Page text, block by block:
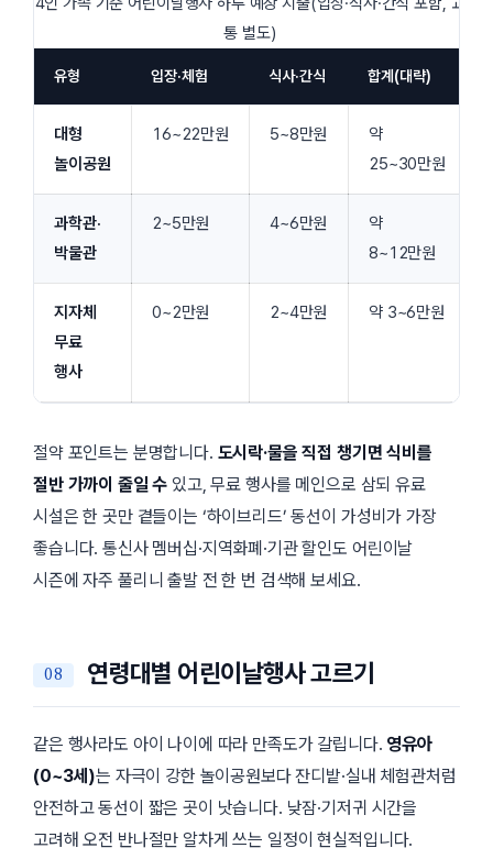
통 별도)
유형 입장·체험 식사·간식 합계(대략)
대형
놀이공원
16~22만원 5~8만원
약
25~30만원
과학관·
박물관
2~5만원 4~6만원
약
8~12만원
지자체
무료
행사
0~2만원 2~4만원 약 3~6만원
절약 포인트는 분명합니다. 도시락·물을 직접 챙기면 식비를
절반 가까이 줄일 수 있고, 무료 행사를 메인으로 삼되 유료
시설은 한 곳만 곁들이는 ‘하이브리드’ 동선이 가성비가 가장
좋습니다. 통신사 멤버십·지역화폐·기관 할인도 어린이날
시즌에 자주 풀리니 출발 전 한 번 검색해 보세요.
연령대별 어린이날행사 고르기
같은 행사라도 아이 나이에 따라 만족도가 갈립니다. 영유아
(0~3세)는 자극이 강한 놀이공원보다 잔디밭·실내 체험관처럼
안전하고 동선이 짧은 곳이 낫습니다. 낮잠·기저귀 시간을
고려해 오전 반나절만 알차게 쓰는 일정이 현실적입니다.